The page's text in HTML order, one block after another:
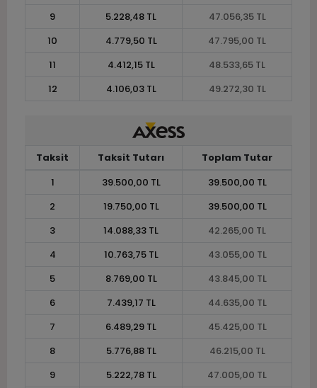
9
5.228,48 TL
47.056,35 TL
10
4.779,50 TL
47.795,00 TL
11
4.412,15 TL
48.533,65 TL
12
4.106,03 TL 49.272,30 TL
Taksit Taksit Tutarı
Toplam Tutar
1
39.500,00 TL
39.500,00 TL
2
19.750,00 TL
39.500,00 TL
3
14.088,33 TL
42.265,00 TL
4
10.763,75 TL
43.055,00 TL
5
8.769,00 TL
43.845,00 TL
6
7.439,17 TL
44.635,00 TL
7
6.489,29 TL
45.425,00 TL
8
5.776,88 TL
46.215,00 TL
9
5.222,78 TL
47.005,00 TL